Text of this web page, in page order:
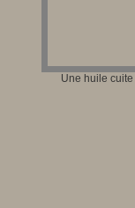
Une huile